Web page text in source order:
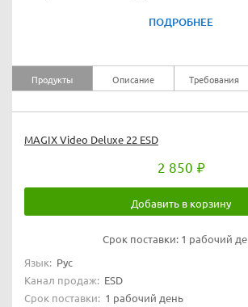
ПОДРОБНЕЕ
Продукты Описание Требования
MAGIX Video Deluxe 22 ESD
2 850
Добавить в корзину
Срок поставки: 1 рабочий
Язык: Рус
Канал продаж: ESD
Срок поставки: 1 рабочий день